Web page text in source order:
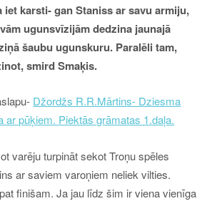
iet karsti- gan Staniss ar savu armiju,
ugunsvīzijām dedzina jaunajā
šaubu ugunskuru. Paralēli tam,
smird Smaķis.
Džordžs R.R.Mārtins- Dziesma
ar pūķiem. Piektās grāmatas 1.daļa.
varēju turpināt sekot Troņu spēles
ar saviem varoņiem neliek vilties.
finišam. Ja jau līdz šim ir viena vienīga